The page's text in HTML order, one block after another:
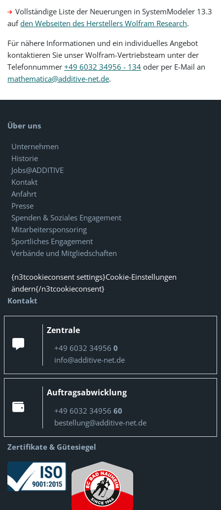
Vollständige Liste der Neuerungen in SystemModeler 13.3
aufden Webseiten des Herstellers Wolfram Research.
Für nähere Informationen und ein individuelles Angebot
kontaktieren Sie unser Wolfram-Vertriebsteam unter der
Telefonnummer+49 6032 34956 - 134 oder per E-Mail an
mathematica@additive-net.de.
Über uns
Unternehmen
Historie
Jobs@ADDITIVE
Kontakt
Anfahrt
Presse
Spenden & Soziales Engagement
Mitarbeitersponsoring
Sportliches Engagement
Verbände und Mitgliedschaften
{n3tcookieconsent settings}Cookie-Einstellungen
ändern{/n3tcookieconsent}
Kontakt
Zentrale
+49 6032 34956 0
info@additive-net.de
Auftragsabwicklung
+49 6032 34956 60
bestellung@additive-net.de
Zertifikate & Gütesiegel